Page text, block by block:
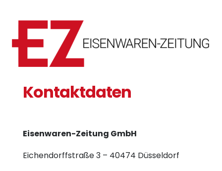
Kontaktdaten
Eisenwaren-Zeitung GmbH
Eichendorffstraße 3 – 40474 Düsseldorf